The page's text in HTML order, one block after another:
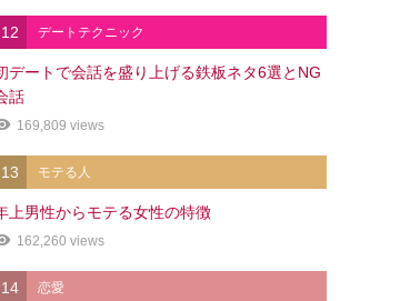
12 デートテクニック
デートで会話を盛り上げる鉄板ネタ6選とNG
話
169,809 views
13 モテる人
上男性からモテる女性の特徴
162,260 views
14 恋愛